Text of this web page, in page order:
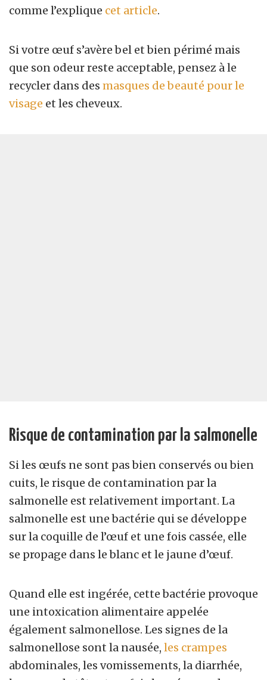
comme l’explique cet article.
Si votre œuf s’avère bel et bien périmé mais
que son odeur reste acceptable, pensez à le
recycler dans des masques de beauté pour le
visage et les cheveux.
Risque de contamination par la salmonelle
Si les œufs ne sont pas bien conservés ou bien
cuits, le risque de contamination par la
salmonelle est relativement important. La
salmonelle est une bactérie qui se développe
sur la coquille de l’œuf et une fois cassée, elle
se propage dans le blanc et le jaune d’œuf.
Quand elle est ingérée, cette bactérie provoque
une intoxication alimentaire appelée
également salmonellose. Les signes de la
salmonellose sont la nausée, les crampes
abdominales, les vomissements, la diarrhée,